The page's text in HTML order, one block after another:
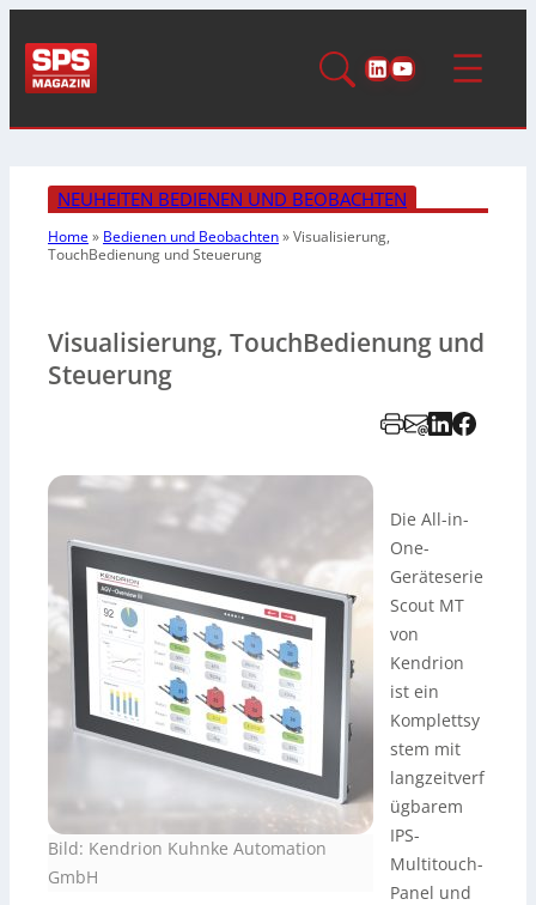
LinkedIn
YouTube
NEUHEITEN BEDIENEN UND BEOBACHTEN
Home» Bedienen und Beobachten»Visualisierung,
TouchBedienung und Steuerung
Visualisierung, TouchBedienung und
Steuerung
Bild: Kendrion Kuhnke Automation
GmbH
Die All-in-
One-
Geräteserie
Scout MT
von
Kendrion
ist ein
Komplettsy
stem mit
langzeitverf
ügbarem
IPS-
Multitouch-
Panel und